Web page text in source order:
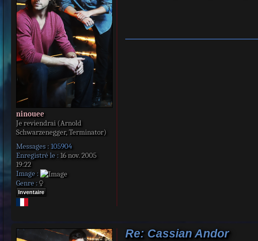
ninouee
Je reviendrai (Arnold
Schwarzenegger, Terminator)
Messages : 105904
Enregistré le : 16 nov. 2005
19:22
Image :
Genre :
Inventaire
Re: Cassian Andor